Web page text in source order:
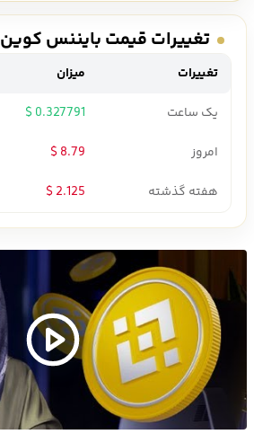
تغییرات قیمت بایننس کوین
تغییرات میزان
یک ساعت
0.327791 $
امروز
8.79 $
هفته گذشته
2.125 $